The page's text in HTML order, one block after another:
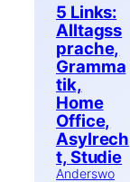
5 Links:
Alltagss
prache,
Gramma
tik,
Home
Office,
Asylrech
t, Studie
Anderswo